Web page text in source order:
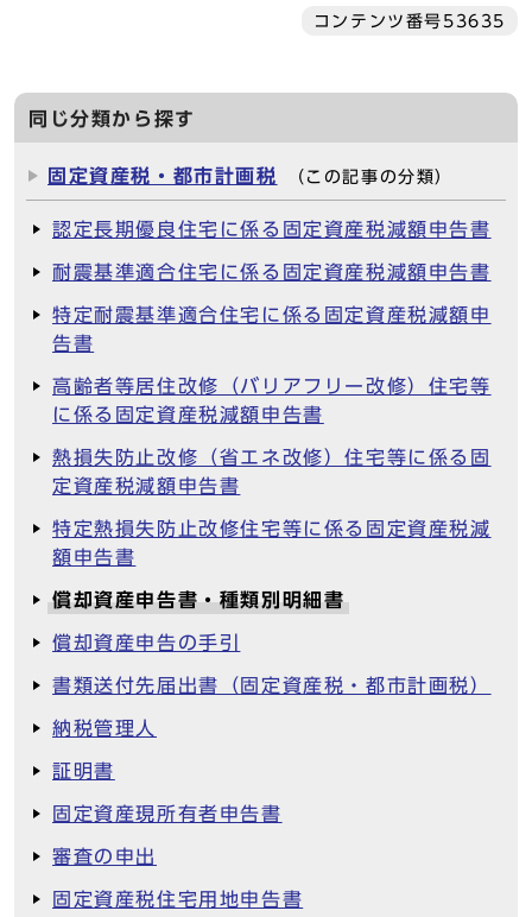
コンテンツ番号53635
同じ分類から探す
固定資産税・都市計画税 （この記事の分類）
認定長期優良住宅に係る固定資産税減額申告書
耐震基準適合住宅に係る固定資産税減額申告書
特定耐震基準適合住宅に係る固定資産税減額申
告書
高齢者等居住改修（バリアフリー改修）住宅等
に係る固定資産税減額申告書
熱損失防止改修（省エネ改修）住宅等に係る固
定資産税減額申告書
特定熱損失防止改修住宅等に係る固定資産税減
額申告書
償却資産申告書・種類別明細書
償却資産申告の手引
書類送付先届出書（固定資産税・都市計画税）
納税管理人
証明書
固定資産現所有者申告書
審査の申出
固定資産税住宅用地申告書